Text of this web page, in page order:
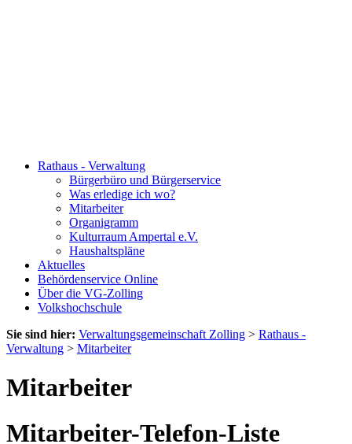
Rathaus - Verwaltung
Bürgerbüro und Bürgerservice
Was erledige ich wo?
Mitarbeiter
Organigramm
Kulturraum Ampertal e.V.
Haushaltspläne
Aktuelles
Behördenservice Online
Über die VG-Zolling
Volkshochschule
Sie sind hier: Verwaltungsgemeinschaft Zolling > Rathaus -
Verwaltung > Mitarbeiter
Mitarbeiter
Mitarbeiter-Telefon-Liste